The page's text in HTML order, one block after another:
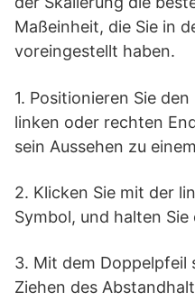
Maßeinheit, die Sie in
voreingestellt haben.
1. Positionieren Sie
linken oder rechten
sein Aussehen zu
2. Klicken Sie mit der
Symbol, und halten
3. Mit dem Doppelpfeil
Ziehen des